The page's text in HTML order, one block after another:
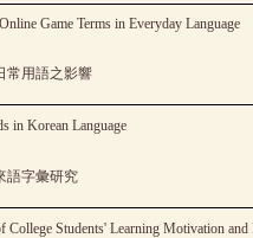
Game Terms in Everyday Language
常用語之影響
in Korean Language
語字彙研究
College Students' Learning Motivation and